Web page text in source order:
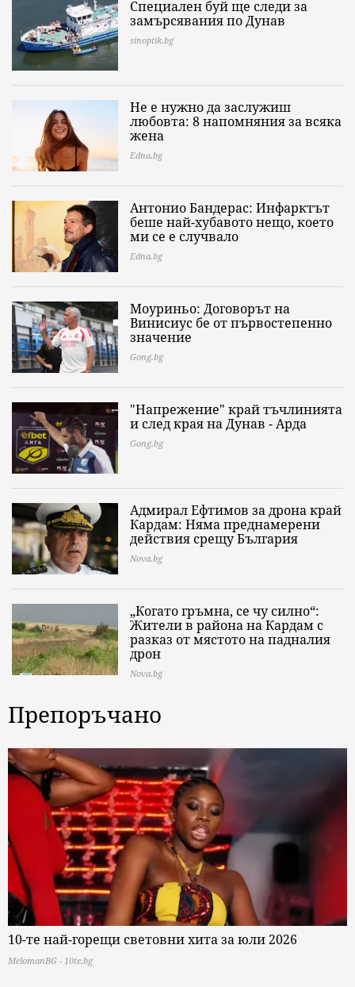
Специален буй ще следи за
замърсявания по Дунав
sinoptik.bg
Не е нужно да заслужиш
любовта: 8 напомняния за всяка
жена
Edna.bg
Антонио Бандерас: Инфарктът
беше най-хубавото нещо, което
ми се е случвало
Edna.bg
Моуриньо: Договорът на
Винисиус бе от първостепенно
значение
Gong.bg
"Напрежение" край тъчлинията
и след края на Дунав - Арда
Gong.bg
Адмирал Ефтимов за дрона край
Кардам: Няма преднамерени
действия срещу България
Nova.bg
„Когато гръмна, се чу силно“:
Жители в района на Кардам с
разказ от мястото на падналия
дрон
Nova.bg
Препоръчано
10-те най-горещи световни хита за юли 2026
MelomanBG - 10te.bg